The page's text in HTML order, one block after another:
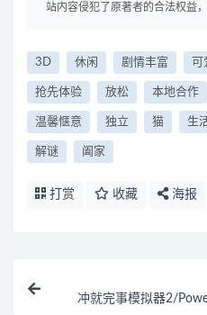
站内容侵犯了原著者的合法权益
3D 休闲 剧情丰富 可
抢先体验 放松 本地合作
温馨惬意 独立 猫 生
解谜 阖家
打赏 收藏 海报
冲就完事模拟器2/